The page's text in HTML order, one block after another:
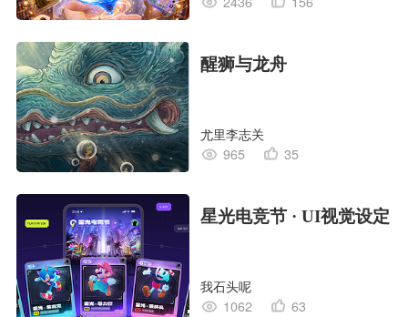
醒狮与龙舟
尤里李志关
965
35
星光电竞节 · UI视觉设定
我石头呢
1062
63